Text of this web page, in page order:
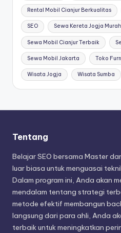
Rental Mobil Cianjur Berkualitas
SEO Sewa Kereta Jogja Murah
Sewa Mobil Cianjur Terbaik
Sewa Mobil Jakarta Toko
Wisata Jogja Wisata Sumba
Tentang
Belajar SEO bersama Master
luar biasa untuk menguasai
Dalam program ini, Anda akan
mendalam tentang strategi
metode efektif membangun
langsung dari para ahli, Anda
terbaik untuk meningkatkan